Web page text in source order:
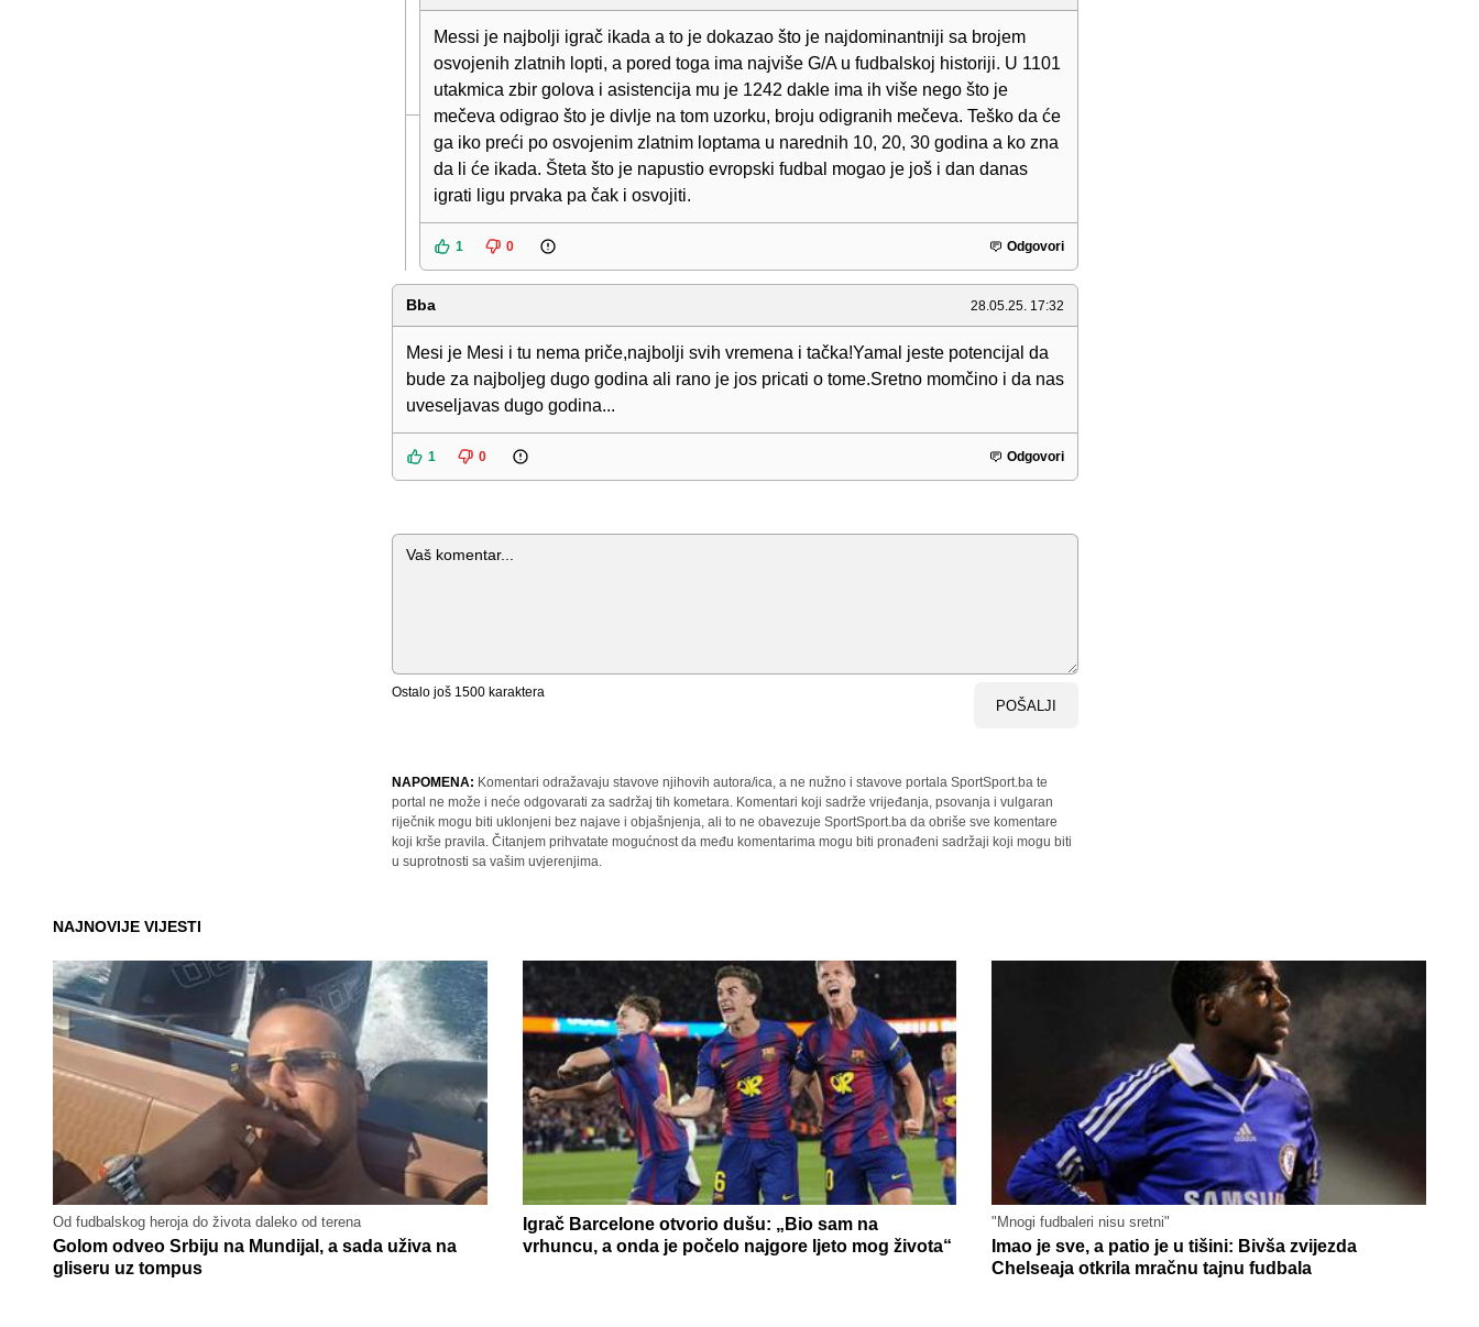
Messi je najbolji igrač ikada a to je dokazao što je najdominantniji sa brojem
osvojenih zlatnih lopti, a pored toga ima najviše G/A u fudbalskoj historiji. U 1101
utakmica zbir golova i asistencija mu je 1242 dakle ima ih više nego što je
mečeva odigrao što je divlje na tom uzorku, broju odigranih mečeva. Teško da će
ga iko preći po osvojenim zlatnim loptama u narednih 10, 20, 30 godina a ko zna
da li će ikada. Šteta što je napustio evropski fudbal mogao je još i dan danas
igrati ligu prvaka pa čak i osvojiti.
1 0 Odgovori
Bba 28.05.25. 17:32
Mesi je Mesi i tu nema priče,najbolji svih vremena i tačka!Yamal jeste potencijal da
bude za najboljeg dugo godina ali rano je jos pricati o tome.Sretno momčino i da nas
uveseljavas dugo godina...
1 0 Odgovori
Komentar
Ostalo još 1500 karaktera
POŠALJI
NAPOMENA: Komentari odražavaju stavove njihovih autora/ica, a ne nužno i stavove portala SportSport.ba te
portal ne može i neće odgovarati za sadržaj tih kometara. Komentari koji sadrže vrijeđanja, psovanja i vulgaran
riječnik mogu biti uklonjeni bez najave i objašnjenja, ali to ne obavezuje SportSport.ba da obriše sve komentare
koji krše pravila. Čitanjem prihvatate mogućnost da među komentarima mogu biti pronađeni sadržaji koji mogu biti
u suprotnosti sa vašim uvjerenjima.
NAJNOVIJE VIJESTI
Od fudbalskog heroja do života daleko od terena
Golom odveo Srbiju na Mundijal, a sada uživa na
gliseru uz tompus
Igrač Barcelone otvorio dušu: „Bio sam na
vrhuncu, a onda je počelo najgore ljeto mog života“
"Mnogi fudbaleri nisu sretni"
Imao je sve, a patio je u tišini: Bivša zvijezda
Chelseaja otkrila mračnu tajnu fudbala